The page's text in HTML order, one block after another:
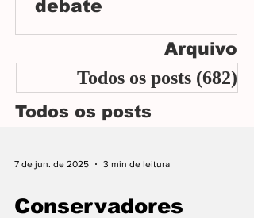
debate
Audiência pública na Câmara debateu o
Plano Diretor, projeto que orientará o
crescimento e o desenvolvimento de Araxá
nas próximas décadas.
Arquivo
Todos os posts (682)
Todos os posts
7 de jun. de 2025 3 min de leitura
Conservadores